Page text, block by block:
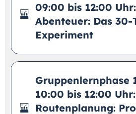
09:00 bis 12:00 Uhr:
Abenteuer: Das 30-
Experiment
Gruppenlernphase
10:00 bis 12:00 Uhr:
Routenplanung: